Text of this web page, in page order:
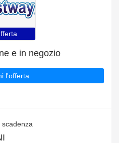
e in negozio
l'offerta
scadenza